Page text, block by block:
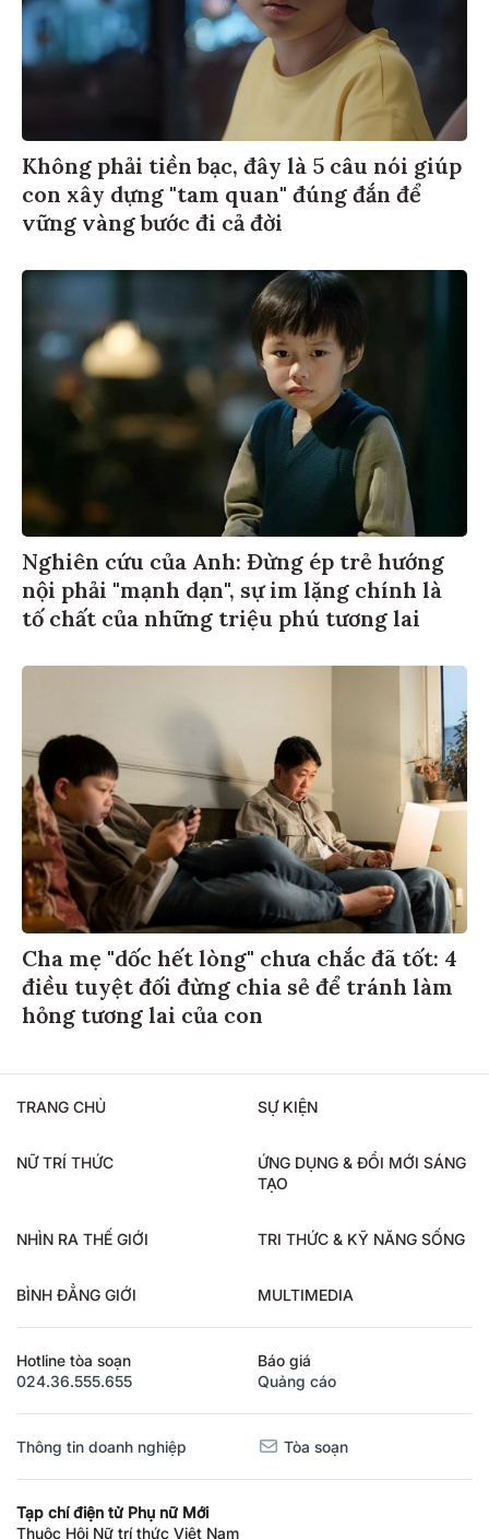
Không phải tiền bạc, đây là 5 câu nói giúp
con xây dựng "tam quan" đúng đắn để
vững vàng bước đi cả đời
Nghiên cứu của Anh: Đừng ép trẻ hướng
nội phải "mạnh dạn", sự im lặng chính là
tố chất của những triệu phú tương lai
Cha mẹ "dốc hết lòng" chưa chắc đã tốt: 4
điều tuyệt đối đừng chia sẻ để tránh làm
hỏng tương lai của con
TRANG CHỦ SỰ KIỆN
NỮ TRÍ THỨC
ỨNG DỤNG & ĐỔI MỚI SÁNG
TẠO
NHÌN RA THẾ GIỚI TRI THỨC & KỸ NĂNG SỐNG
BÌNH ĐẲNG GIỚI MULTIMEDIA
Hotline tòa soạn
024.36.555.655
Báo giá
Quảng cáo
Thông tin doanh nghiệp Tòa soạn
Tạp chí điện tử Phụ nữ Mới
Thuộc Hội Nữ trí thức Việt Nam